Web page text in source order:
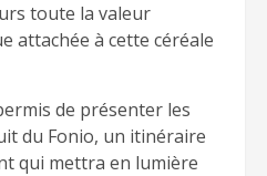
toute la valeur
attachée à cette céréale
de présenter les
du Fonio, un itinéraire
qui mettra en lumière